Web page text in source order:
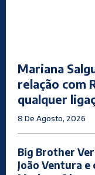
Mariana
relação com
qualquer
8 De Agosto, 2026
Big Brother
João Ventura